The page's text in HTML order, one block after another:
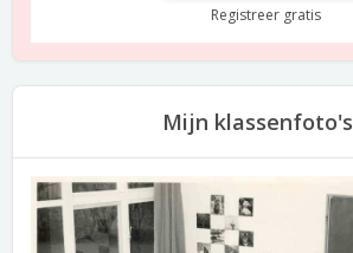
Registreer gratis
Mijn klassenfoto's